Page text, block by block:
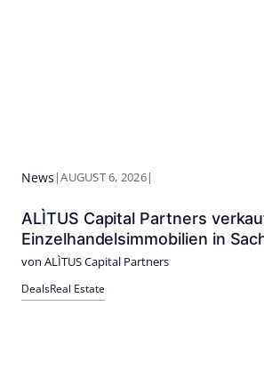
News |AUGUST 6, 2026|
ALÌTUS Capital Partners
Einzelhandelsimmobilien in
von ALÌTUS Capital Partners
DealsReal Estate